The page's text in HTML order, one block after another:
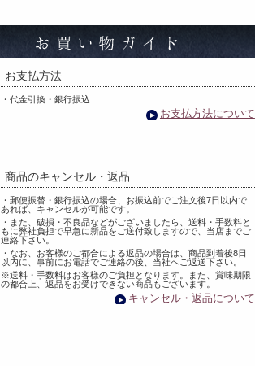
お支払方法
・代金引換・銀行振込
お支払方法について
商品のキャンセル・返品
・郵便振替・銀行振込の場合、お振込前でご注文後7日以内で
あれば、キャンセルが可能です。
・また、破損・不良品などがございましたら、送料・手数料と
もに弊社負担で早急に新品をご送付致しますので、当店までご
連絡下さい。
・なお、お客様のご都合による返品の場合は、商品到着後8日
以内に、事前にお電話でご連絡の後、当社へご返送下さい。
※送料・手数料はお客様のご負担となります。また、賞味期限
の都合上、返品をお受けできない商品もございます。
キャンセル・返品について